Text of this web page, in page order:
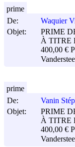
De:
Waquier
Objet:
PRIME
À TITRE
400,00 €
prime
De:
Vanin
Objet:
PRIME
À TITRE
400,00 €
prime